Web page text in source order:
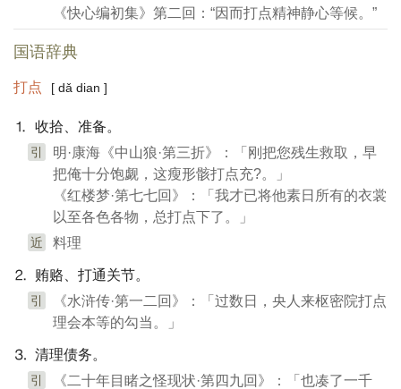
《快心编初集》第二回：“因而打点精神静心等候。”
国语辞典
打点 [ dǎ dian ]
⒈ 收拾、准备。
引
明·康海《中山狼·第三折》：「刚把您残生救取，早
把俺十分饱觑，这瘦形骸打点充?。」
《红楼梦·第七七回》：「我才已将他素日所有的衣裳
以至各色各物，总打点下了。」
近 料理
⒉ 贿赂、打通关节。
引
《水浒传·第一二回》：「过数日，央人来枢密院打点
理会本等的勾当。」
⒊ 清理债务。
引
《二十年目睹之怪现状·第四九回》：「也凑了一千